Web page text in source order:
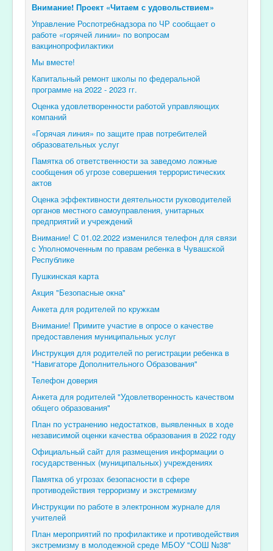
Внимание! Проект «Читаем с удовольствием»
Управление Роспотребнадзора по ЧР сообщает о
работе «горячей линии» по вопросам
вакцинопрофилактики
Мы вместе!
Капитальный ремонт школы по федеральной
программе на 2022 - 2023 гг.
Оценка удовлетворенности работой управляющих
компаний
«Горячая линия» по защите прав потребителей
образовательных услуг
Памятка об ответственности за заведомо ложные
сообщения об угрозе совершения террористических
актов
Оценка эффективности деятельности руководителей
органов местного самоуправления, унитарных
предприятий и учреждений
Внимание! С 01.02.2022 изменился телефон для связи
с Уполномоченным по правам ребенка в Чувашской
Республике
Пушкинская карта
Акция "Безопасные окна"
Анкета для родителей по кружкам
Внимание! Примите участие в опросе о качестве
предоставления муниципальных услуг
Инструкция для родителей по регистрации ребенка в
"Навигаторе Дополнительного Образования"
Телефон доверия
Анкета для родителей "Удовлетворенность качеством
общего образования"
План по устранению недостатков, выявленных в ходе
независимой оценки качества образования в 2022 году
Официальный сайт для размещения информации о
государственных (муниципальных) учреждениях
Памятка об угрозах безопасности в сфере
противодействия терроризму и экстремизму
Инструкции по работе в электронном журнале для
учителей
План мероприятий по профилактике и противодействия
экстремизму в молодежной среде МБОУ "СОШ №38"